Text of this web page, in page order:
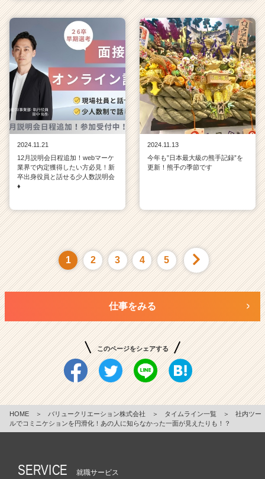
2024.11.21
12月説明会日程追加！webマーケ
業界で内定獲得したい方必見！新
卒出身役員と話せる少人数説明会
♦
2024.11.13
今年も”日本最大級の熊手記録”を
更新！熊手の季節です
1 2 3 4 5
仕事をみる
このページをシェアする
HOME ＞ バリュークリエーション株式会社 ＞ タイムライン一覧 ＞
社内ツー
ルでコミニケションを円滑化！あの人に知らなかった一面が見えたりも！？
SERVICE 就職サービス